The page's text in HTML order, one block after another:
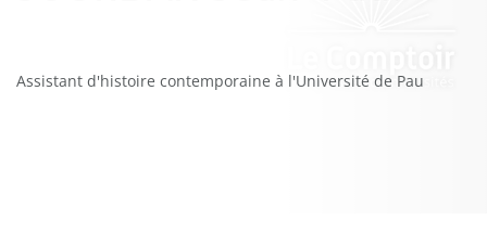
Assistant d'histoire contemporaine à l'Université de Pau